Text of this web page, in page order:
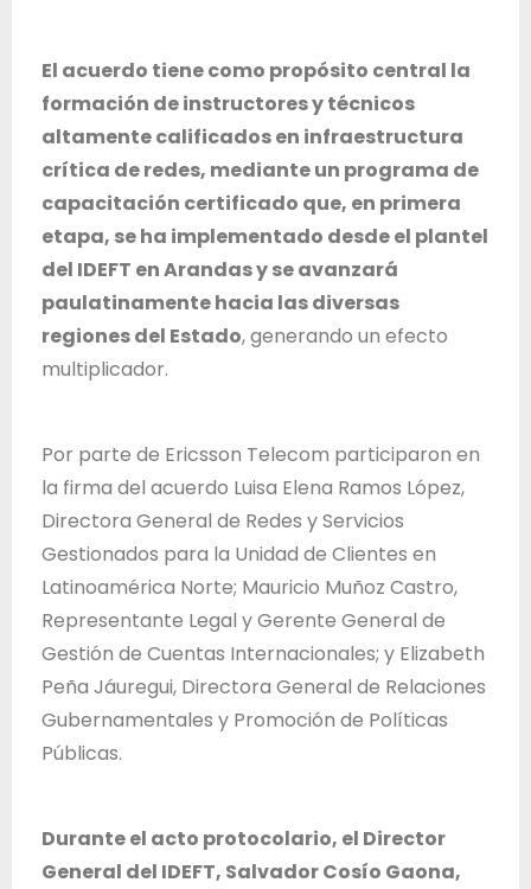
d
e
J
a
l
i
s
c
o
El acuerdo tiene como propósito central la
formación de instructores y técnicos
altamente calificados en infraestructura
crítica de redes, mediante un programa de
capacitación certificado que, en primera
etapa, se ha implementado desde el plantel
del IDEFT en Arandas y se avanzará
paulatinamente hacia las diversas
regiones del Estado, generando un efecto
multiplicador.
Por parte de Ericsson Telecom participaron en
la firma del acuerdo Luisa Elena Ramos López,
Directora General de Redes y Servicios
Gestionados para la Unidad de Clientes en
Latinoamérica Norte; Mauricio Muñoz Castro,
Representante Legal y Gerente General de
Gestión de Cuentas Internacionales; y Elizabeth
Peña Jáuregui, Directora General de Relaciones
Gubernamentales y Promoción de Políticas
Públicas.
Durante el acto protocolario, el Director
General del IDEFT, Salvador Cosío Gaona,